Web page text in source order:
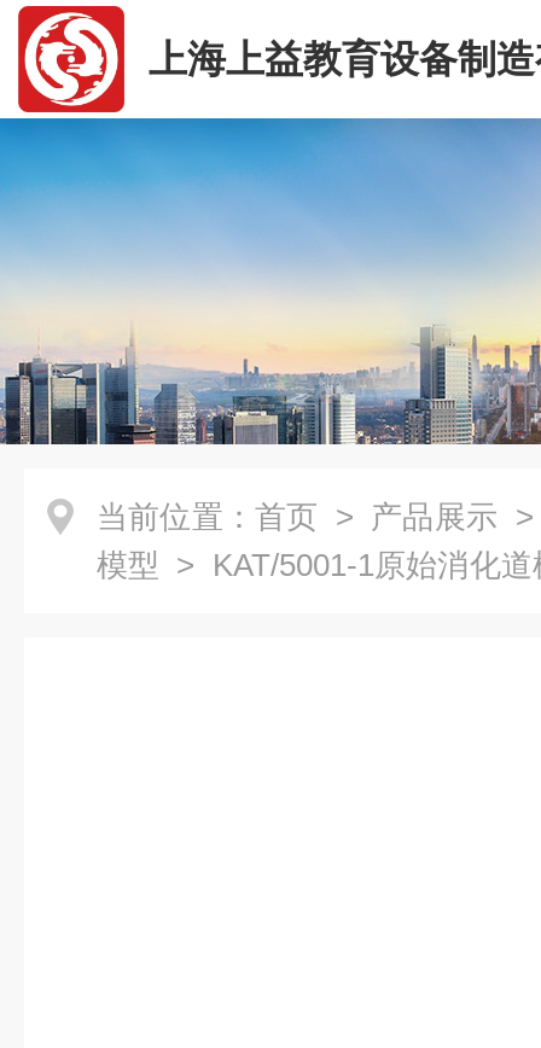
上海上益教育设备制
司
当前位置： 首页 > 产品展示
模型 > KAT/5001-1原始消化